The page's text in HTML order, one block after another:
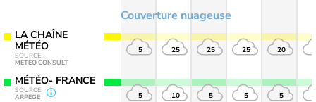
LA CHAÎNE
MÉTÉO
SOURCE
METEO CONSULT
MÉTÉO- FRANCE
SOURCE
ARPEGE
Couverture nuageuse
5
5
25
10
25
5
25
5
20
5